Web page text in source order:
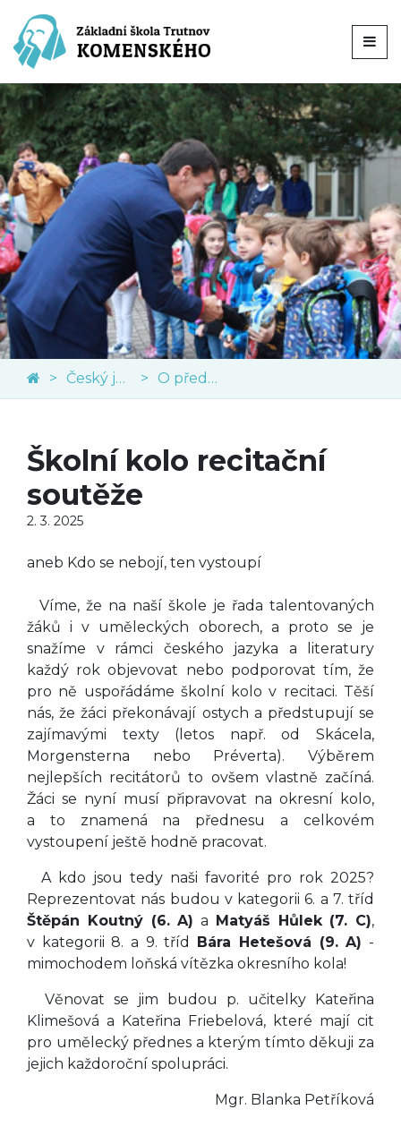
Český jazyk O předmětu
Školní kolo recitační
soutěže
2. 3. 2025
aneb Kdo se nebojí, ten vystoupí
Víme, že na naší škole je řada talentovaných
žáků i v uměleckých oborech, a proto se je
snažíme v rámci českého jazyka a literatury
každý rok objevovat nebo podporovat tím, že
pro ně uspořádáme školní kolo v recitaci. Těší
nás, že žáci překonávají ostych a předstupují se
zajímavými texty (letos např. od Skácela,
Morgensterna nebo Préverta). Výběrem
nejlepších recitátorů to ovšem vlastně začíná.
Žáci se nyní musí připravovat na okresní kolo,
a to znamená na přednesu a celkovém
vystoupení ještě hodně pracovat.
A kdo jsou tedy naši favorité pro rok 2025?
Reprezentovat nás budou v kategorii 6. a 7. tříd
Štěpán Koutný (6. A) a Matyáš Hůlek (7. C),
v kategorii 8. a 9. tříd Bára Hetešová (9. A) -
mimochodem loňská vítězka okresního kola!
Věnovat se jim budou p. učitelky Kateřina
Klimešová a Kateřina Friebelová, které mají cit
pro umělecký přednes a kterým tímto děkuji za
jejich každoroční spolupráci.
Mgr. Blanka Petříková